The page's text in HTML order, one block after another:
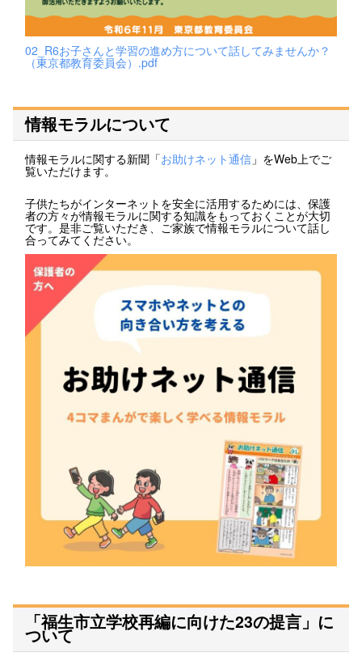
02_R6お子さんと学習の進め方について話してみませんか？
（東京都教育委員会）.pdf
情報モラルについて
情報モラルに関する新聞「お助けネット通信 」をWeb上でご
覧いただけます。
子供たちがインターネットを安全に活用するためには、保護
者の方々が情報モラルに関する知識をもっておくことが大切
です。是非ご覧いただき、ご家族で情報モラルについて話し
合ってみてください。
「福生市立学校再編に向けた23の提言」に
ついて